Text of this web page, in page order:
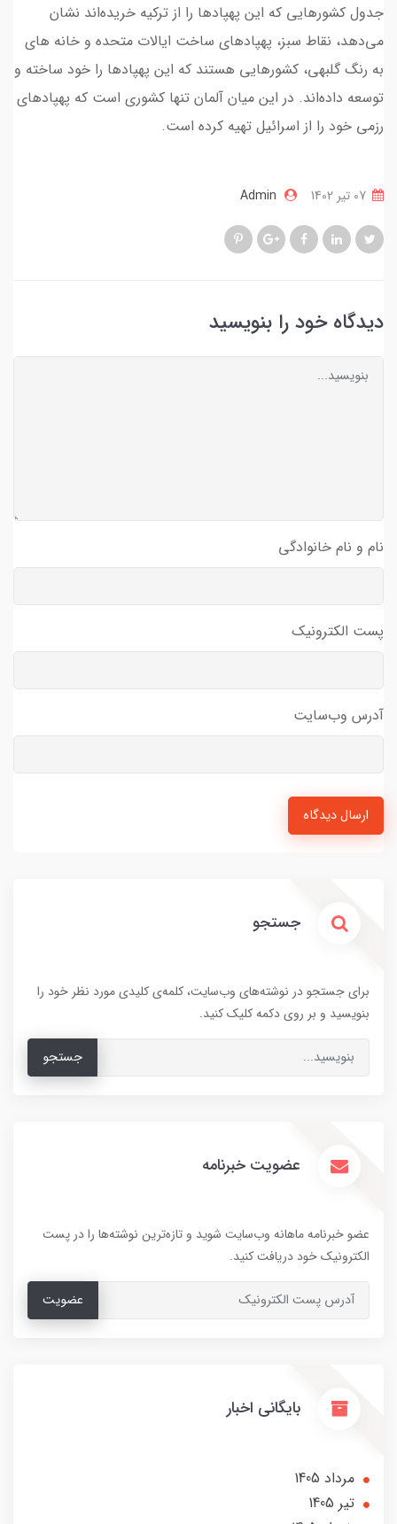
جدول کشورهایی که این پهپادها را از ترکیه خریده‌اند نشان
می‌دهد، نقاط سبز، پهپادهای ساخت ایالات متحده و خانه های
به رنگ گلبهی، کشورهایی هستند که این پهپادها را خود ساخته و
توسعه داده‌اند. در این میان آلمان تنها کشوری است که پهپادهای
رزمی خود را از اسرائیل تهیه کرده است.
Admin
دیدگاه خود را بنویسید
نام و نام خانوادگی
پست الکترونیک
آدرس وب‌سایت
ارسال دیدگاه
جستجو
برای جستجو در نوشته‌های وب‌سایت، کلمه‌ی کلیدی مورد نظر خود را
بنویسید و بر روی دکمه کلیک کنید.
جستجو
عضویت خبرنامه
عضو خبرنامه ماهانه وب‌سایت شوید و تازه‌ترین نوشته‌ها را در پست
الکترونیک خود دریافت کنید.
عضویت
بایگانی اخبار
مرداد 1405
تير 1405